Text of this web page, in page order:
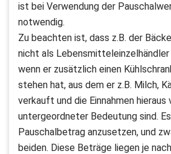
ist bei Verwendung der
notwendig.
Zu beachten ist, dass z.B. der
nicht als
wenn er zusätzlich einen
stehen hat, aus dem er z.B. Milch,
verkauft und die Einnahmen hieraus
untergeordneter Bedeutung sind.
Pauschalbetrag anzusetzen, und
beiden. Diese Beträge liegen je